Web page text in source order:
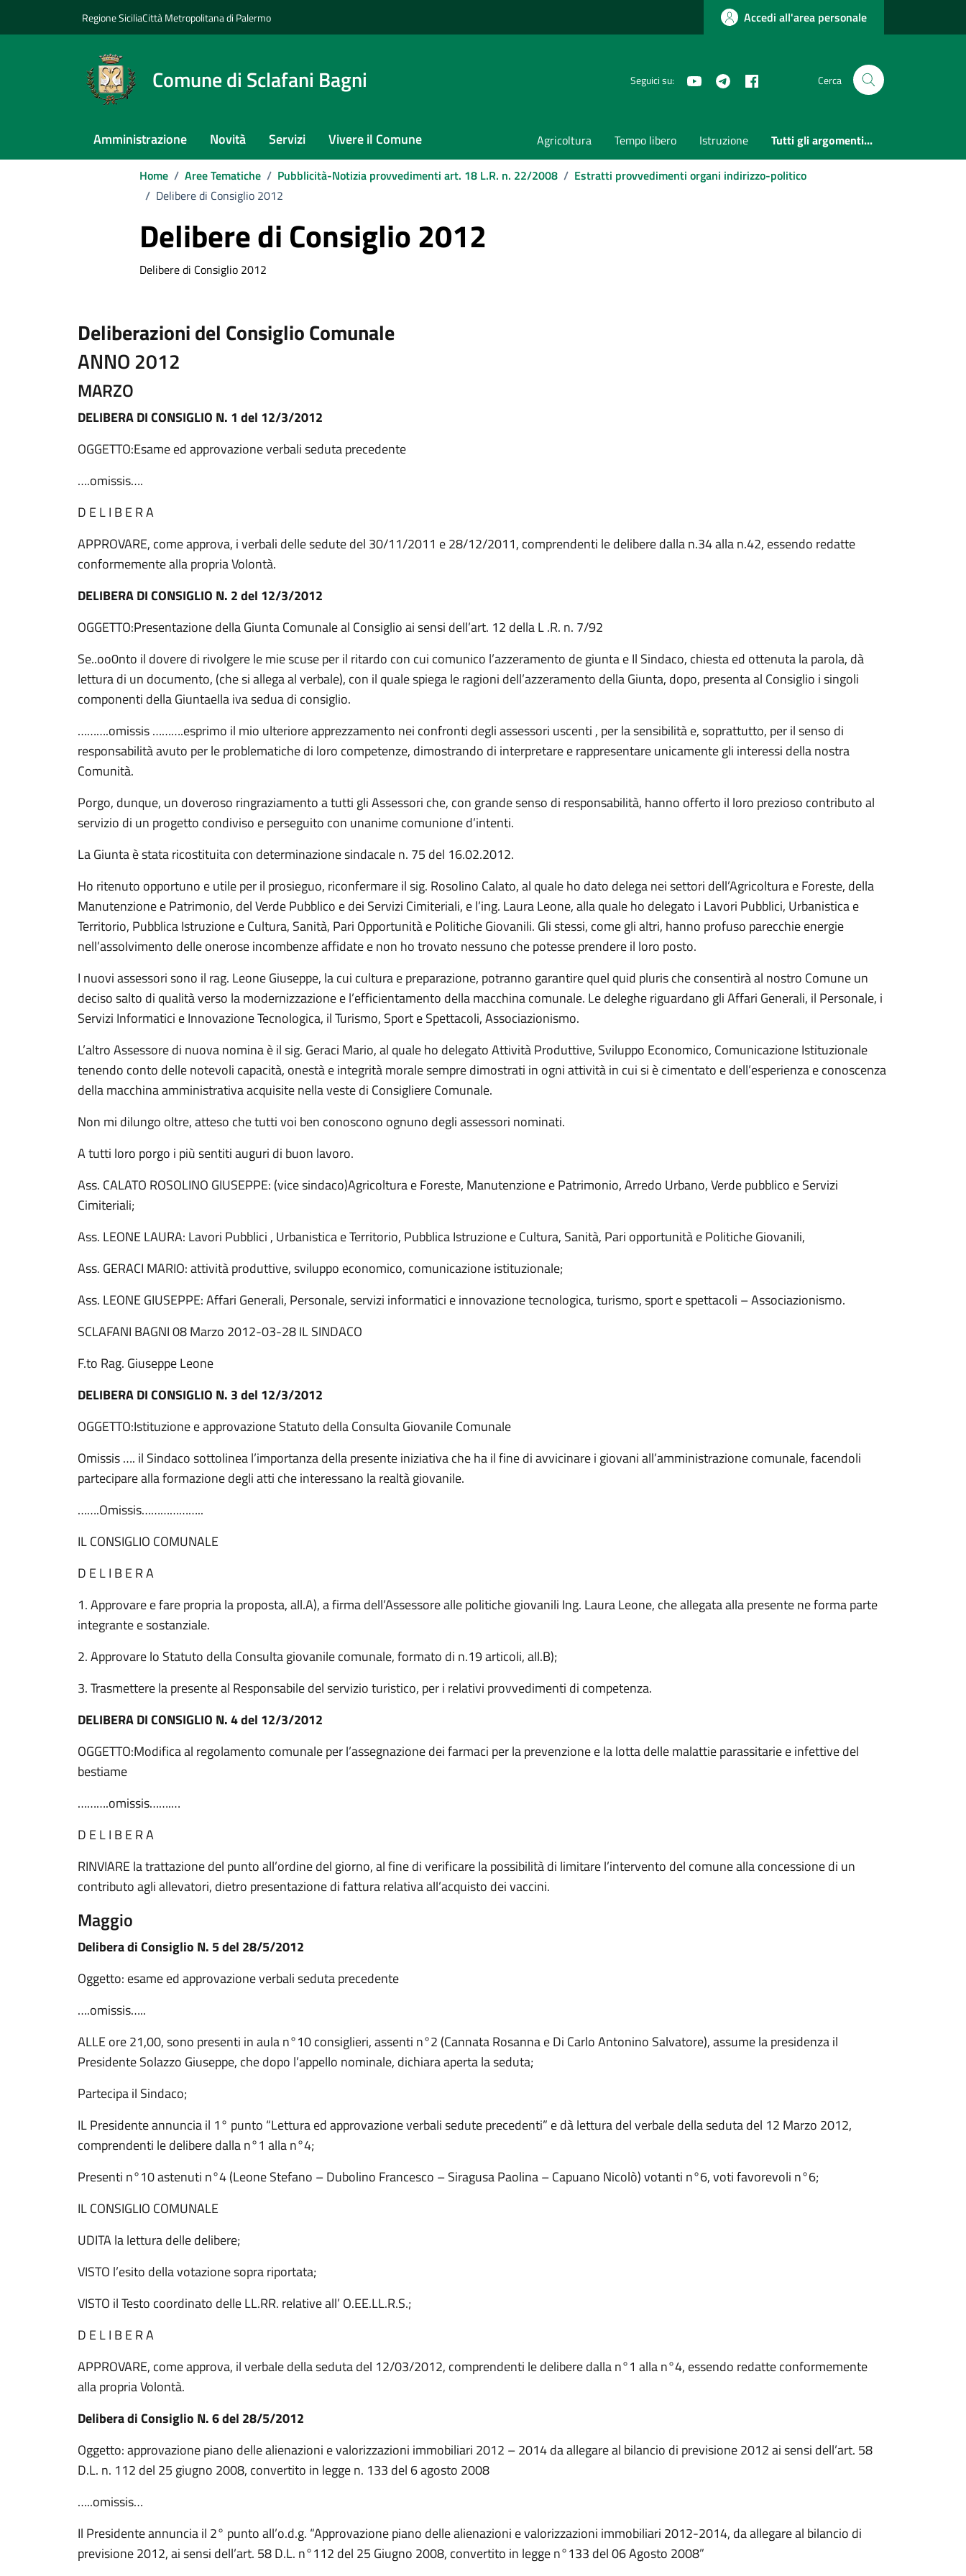
Regione SiciliaCittà Metropolitana di Palermo Accedi all'area personale
Comune di Sclafani Bagni Seguici su: YoutubeTelegram Cerca
Amministrazione Novità Servizi Vivere il Comune Agricoltura Tempo libero Istruzione Tutti gli argomenti...
Home / Aree Tematiche / Pubblicità-Notizia provvedimenti art. 18 L.R. n. 22/2008 / Estratti provvedimenti organi indirizzo-politico
/ Delibere di Consiglio 2012
Delibere di Consiglio 2012
Delibere di Consiglio 2012
Deliberazioni del Consiglio Comunale
ANNO 2012
MARZO
DELIBERA DI CONSIGLIO N. 1 del 12/3/2012
OGGETTO:Esame ed approvazione verbali seduta precedente
….omissis….
D E L I B E R A
APPROVARE, come approva, i verbali delle sedute del 30/11/2011 e 28/12/2011, comprendenti le delibere dalla n.34 alla n.42, essendo redatte
conformemente alla propria Volontà.
DELIBERA DI CONSIGLIO N. 2 del 12/3/2012
OGGETTO:Presentazione della Giunta Comunale al Consiglio ai sensi dell’art. 12 della L .R. n. 7/92
Se..oo0nto il dovere di rivolgere le mie scuse per il ritardo con cui comunico l’azzeramento de giunta e Il Sindaco, chiesta ed ottenuta la parola, dà
lettura di un documento, (che si allega al verbale), con il quale spiega le ragioni dell’azzeramento della Giunta, dopo, presenta al Consiglio i singoli
componenti della Giuntaella iva sedua di consiglio.
……….omissis ……….esprimo il mio ulteriore apprezzamento nei confronti degli assessori uscenti , per la sensibilità e, soprattutto, per il senso di
responsabilità avuto per le problematiche di loro competenze, dimostrando di interpretare e rappresentare unicamente gli interessi della nostra
Comunità.
Porgo, dunque, un doveroso ringraziamento a tutti gli Assessori che, con grande senso di responsabilità, hanno offerto il loro prezioso contributo al
servizio di un progetto condiviso e perseguito con unanime comunione d’intenti.
La Giunta è stata ricostituita con determinazione sindacale n. 75 del 16.02.2012.
Ho ritenuto opportuno e utile per il prosieguo, riconfermare il sig. Rosolino Calato, al quale ho dato delega nei settori dell’Agricoltura e Foreste, della
Manutenzione e Patrimonio, del Verde Pubblico e dei Servizi Cimiteriali, e l’ing. Laura Leone, alla quale ho delegato i Lavori Pubblici, Urbanistica e
Territorio, Pubblica Istruzione e Cultura, Sanità, Pari Opportunità e Politiche Giovanili. Gli stessi, come gli altri, hanno profuso parecchie energie
nell’assolvimento delle onerose incombenze affidate e non ho trovato nessuno che potesse prendere il loro posto.
I nuovi assessori sono il rag. Leone Giuseppe, la cui cultura e preparazione, potranno garantire quel quid pluris che consentirà al nostro Comune un
deciso salto di qualità verso la modernizzazione e l’efficientamento della macchina comunale. Le deleghe riguardano gli Affari Generali, il Personale, i
Servizi Informatici e Innovazione Tecnologica, il Turismo, Sport e Spettacoli, Associazionismo.
L’altro Assessore di nuova nomina è il sig. Geraci Mario, al quale ho delegato Attività Produttive, Sviluppo Economico, Comunicazione Istituzionale
tenendo conto delle notevoli capacità, onestà e integrità morale sempre dimostrati in ogni attività in cui si è cimentato e dell’esperienza e conoscenza
della macchina amministrativa acquisite nella veste di Consigliere Comunale.
Non mi dilungo oltre, atteso che tutti voi ben conoscono ognuno degli assessori nominati.
A tutti loro porgo i più sentiti auguri di buon lavoro.
Ass. CALATO ROSOLINO GIUSEPPE: (vice sindaco)Agricoltura e Foreste, Manutenzione e Patrimonio, Arredo Urbano, Verde pubblico e Servizi
Cimiteriali;
Ass. LEONE LAURA: Lavori Pubblici , Urbanistica e Territorio, Pubblica Istruzione e Cultura, Sanità, Pari opportunità e Politiche Giovanili,
Ass. GERACI MARIO: attività produttive, sviluppo economico, comunicazione istituzionale;
Ass. LEONE GIUSEPPE: Affari Generali, Personale, servizi informatici e innovazione tecnologica, turismo, sport e spettacoli – Associazionismo.
SCLAFANI BAGNI 08 Marzo 2012-03-28 IL SINDACO
F.to Rag. Giuseppe Leone
DELIBERA DI CONSIGLIO N. 3 del 12/3/2012
OGGETTO:Istituzione e approvazione Statuto della Consulta Giovanile Comunale
Omissis …. il Sindaco sottolinea l’importanza della presente iniziativa che ha il fine di avvicinare i giovani all’amministrazione comunale, facendoli
partecipare alla formazione degli atti che interessano la realtà giovanile.
…….Omissis………………..
IL CONSIGLIO COMUNALE
D E L I B E R A
1. Approvare e fare propria la proposta, all.A), a firma dell’Assessore alle politiche giovanili Ing. Laura Leone, che allegata alla presente ne forma parte
integrante e sostanziale.
2. Approvare lo Statuto della Consulta giovanile comunale, formato di n.19 articoli, all.B);
3. Trasmettere la presente al Responsabile del servizio turistico, per i relativi provvedimenti di competenza.
DELIBERA DI CONSIGLIO N. 4 del 12/3/2012
OGGETTO:Modifica al regolamento comunale per l’assegnazione dei farmaci per la prevenzione e la lotta delle malattie parassitarie e infettive del
bestiame
……….omissis…….…
D E L I B E R A
RINVIARE la trattazione del punto all’ordine del giorno, al fine di verificare la possibilità di limitare l’intervento del comune alla concessione di un
contributo agli allevatori, dietro presentazione di fattura relativa all’acquisto dei vaccini.
Maggio
Delibera di Consiglio N. 5 del 28/5/2012
Oggetto: esame ed approvazione verbali seduta precedente
….omissis…..
ALLE ore 21,00, sono presenti in aula n°10 consiglieri, assenti n°2 (Cannata Rosanna e Di Carlo Antonino Salvatore), assume la presidenza il
Presidente Solazzo Giuseppe, che dopo l’appello nominale, dichiara aperta la seduta;
Partecipa il Sindaco;
IL Presidente annuncia il 1° punto “Lettura ed approvazione verbali sedute precedenti” e dà lettura del verbale della seduta del 12 Marzo 2012,
comprendenti le delibere dalla n°1 alla n°4;
Presenti n°10 astenuti n°4 (Leone Stefano – Dubolino Francesco – Siragusa Paolina – Capuano Nicolò) votanti n°6, voti favorevoli n°6;
IL CONSIGLIO COMUNALE
UDITA la lettura delle delibere;
VISTO l’esito della votazione sopra riportata;
VISTO il Testo coordinato delle LL.RR. relative all’ O.EE.LL.R.S.;
D E L I B E R A
APPROVARE, come approva, il verbale della seduta del 12/03/2012, comprendenti le delibere dalla n°1 alla n°4, essendo redatte conformemente
alla propria Volontà.
Delibera di Consiglio N. 6 del 28/5/2012
Oggetto: approvazione piano delle alienazioni e valorizzazioni immobiliari 2012 – 2014 da allegare al bilancio di previsione 2012 ai sensi dell’art. 58
D.L. n. 112 del 25 giugno 2008, convertito in legge n. 133 del 6 agosto 2008
…..omissis…
Il Presidente annuncia il 2° punto all’o.d.g. “Approvazione piano delle alienazioni e valorizzazioni immobiliari 2012-2014, da allegare al bilancio di
previsione 2012, ai sensi dell’art. 58 D.L. n°112 del 25 Giugno 2008, convertito in legge n°133 del 06 Agosto 2008”